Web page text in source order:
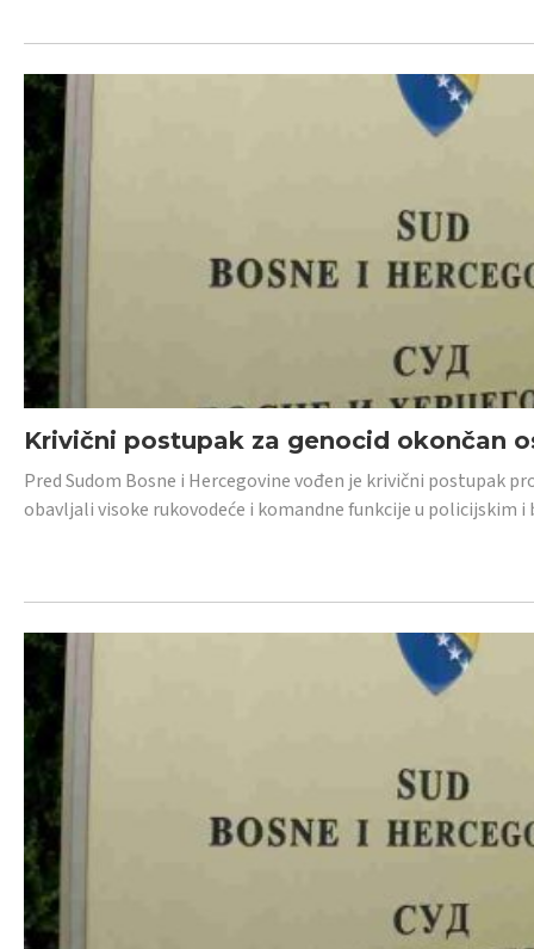
Krivični postupak za genocid okončan
Pred Sudom Bosne i Hercegovine vođen je krivični postupak
obavljali visoke rukovodeće i komandne funkcije u policijskim